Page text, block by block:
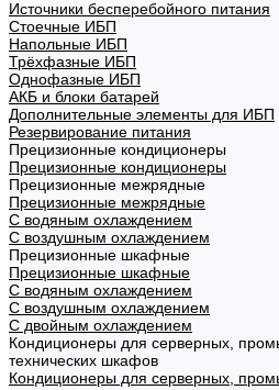
Источники бесперебойного питания
Стоечные ИБП
Напольные ИБП
Трёхфазные ИБП
Однофазные ИБП
АКБ и блоки батарей
Дополнительные элементы для ИБП
Резервирование питания
Прецизионные кондиционеры
Прецизионные кондиционеры
Прецизионные межрядные
Прецизионные межрядные
С водяным охлаждением
С воздушным охлаждением
Прецизионные шкафные
Прецизионные шкафные
С водяным охлаждением
С воздушным охлаждением
С двойным охлаждением
Кондиционеры для серверных,
технических шкафов
Кондиционеры для серверных,